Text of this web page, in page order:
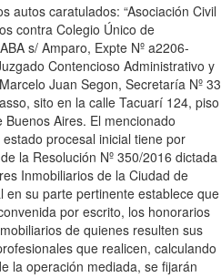
autos caratulados: “Asociación Civil
contra Colegio Único de
s/ Amparo, Expte Nº a2206-
Contencioso Administrativo y
Juan Segon, Secretaría Nº 33
sito en la calle Tacuarí 124, piso
Buenos Aires. El mencionado
procesal inicial tiene por
la Resolución Nº 350/2016 dictada
Inmobiliarios de la Ciudad de
en su parte pertinente establece que
por escrito, los honorarios
de quienes resulten sus
que realicen, calculando
la operación mediada, se fijarán